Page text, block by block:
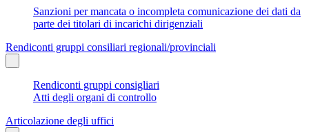
Sanzioni per mancata o incompleta comunicazione dei dati da
parte dei titolari di incarichi dirigenziali
Rendiconti gruppi consiliari regionali/provinciali
Rendiconti gruppi consigliari
Atti degli organi di controllo
Articolazione degli uffici